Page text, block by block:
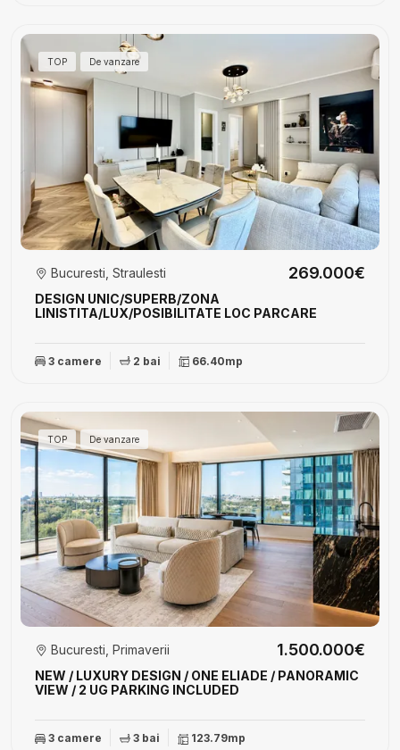
TOP De vanzare
DESIGN UNIC/SUPERB/ZONA
LINISTITA/LUX/POSIBILITATE LOC PARCARE
Bucuresti, Straulesti 269.000€
3 camere 2 bai 66.40mp
TOP De vanzare
NEW / LUXURY DESIGN / ONE ELIADE / PANORAMIC
VIEW / 2 UG PARKING INCLUDED
Bucuresti, Primaverii 1.500.000€
3 camere 3 bai 123.79mp